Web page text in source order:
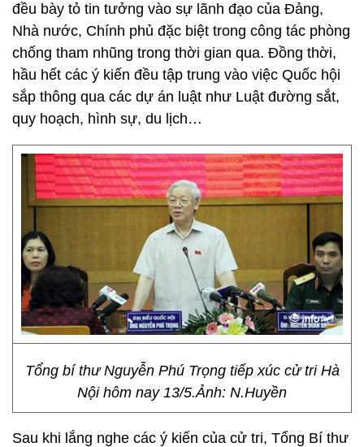
đều bày tỏ tin tưởng vào sự lãnh đạo của Đảng,
Nhà nước, Chính phủ đặc biệt trong công tác phòng
chống tham nhũng trong thời gian qua. Đồng thời,
hầu hết các ý kiến đều tập trung vào việc Quốc hội
sắp thông qua các dự án luật như Luật đường sắt,
quy hoạch, hình sự, du lịch…
Tổng bí thư Nguyễn Phú Trọng tiếp xúc cử tri Hà
Nội hôm nay 13/5.Ảnh: N.Huyền
Sau khi lắng nghe các ý kiến của cử tri, Tổng Bí thư